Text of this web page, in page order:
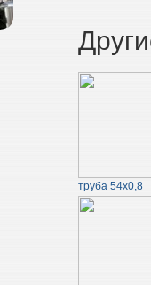
труба 54х0,8